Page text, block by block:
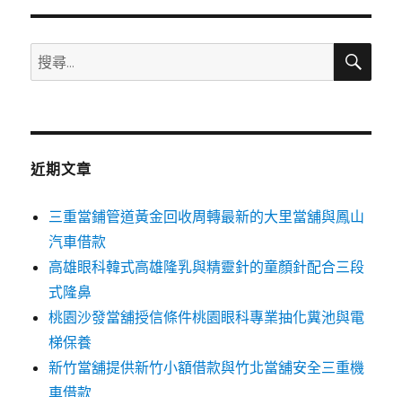
搜
尋
鍵
搜
近期文章
三重當鋪管道黃金回收周轉最新的大里當舖與鳳山
汽車借款
高雄眼科韓式高雄隆乳與精靈針的童顏針配合三段
式隆鼻
桃園沙發當舖授信條件桃園眼科專業抽化糞池與電
梯保養
新竹當舖提供新竹小額借款與竹北當舖安全三重機
車借款